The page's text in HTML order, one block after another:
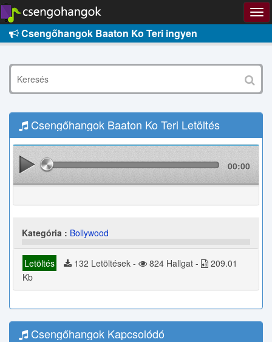
Csengőhangok Baaton Ko Teri ingyen
Csengőhangok Baaton Ko Teri Letöltés
00:00
Kategória : Bollywood
Letöltés 132 Letöltések - 824 Hallgat -
209.01
Kb
Csengőhangok Kapcsolódó